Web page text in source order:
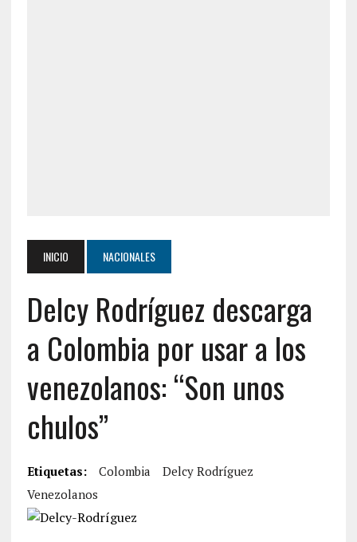
INICIO NACIONALES
Delcy Rodríguez descarga
a Colombia por usar a los
venezolanos: “Son unos
chulos”
Etiquetas: Colombia
Delcy Rodríguez
Venezolanos